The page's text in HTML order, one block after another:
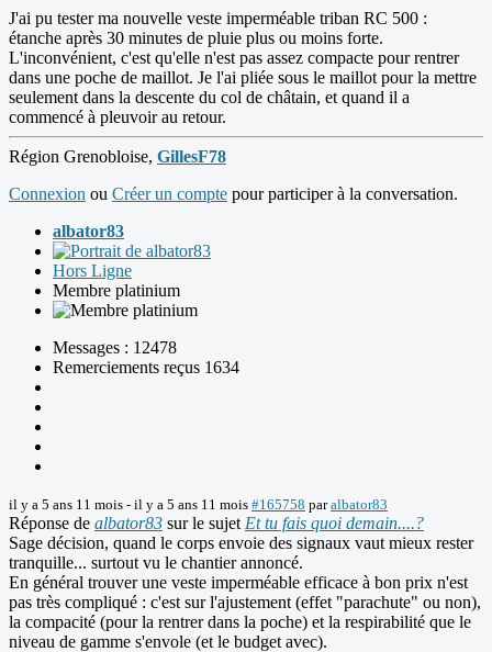
J'ai pu tester ma nouvelle veste imperméable triban RC 500 :
étanche après 30 minutes de pluie plus ou moins forte.
L'inconvénient, c'est qu'elle n'est pas assez compacte pour rentrer
dans une poche de maillot. Je l'ai pliée sous le maillot pour la mettre
seulement dans la descente du col de châtain, et quand il a
commencé à pleuvoir au retour.
Région Grenobloise, GillesF78
Connexion ou Créer un compte pour participer à la conversation.
albator83
Hors Ligne
Membre platinium
Messages : 12478
Remerciements reçus 1634
il y a 5 ans 11 mois - il y a 5 ans 11 mois #165758 paralbator83
Réponse de albator83 sur le sujet Et tu fais quoi demain....?
Sage décision, quand le corps envoie des signaux vaut mieux rester
tranquille... surtout vu le chantier annoncé.
En général trouver une veste imperméable efficace à bon prix n'est
pas très compliqué : c'est sur l'ajustement (effet "parachute" ou non),
la compacité (pour la rentrer dans la poche) et la respirabilité que le
niveau de gamme s'envole (et le budget avec).